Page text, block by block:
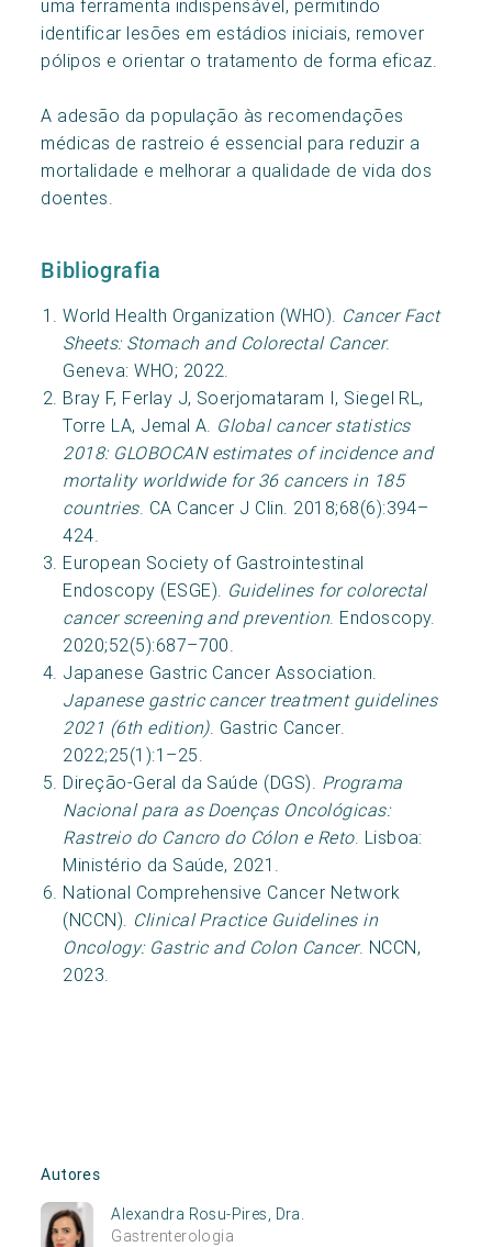
uma ferramenta indispensável, permitindo
identificar lesões em estádios iniciais, remover
pólipos e orientar o tratamento de forma eficaz.
A adesão da população às recomendações
médicas de rastreio é essencial para reduzir a
mortalidade e melhorar a qualidade de vida dos
doentes.
Bibliografia
World Health Organization (WHO). Cancer Fact
Sheets: Stomach and Colorectal Cancer.
Geneva: WHO; 2022.
Bray F, Ferlay J, Soerjomataram I, Siegel RL,
Torre LA, Jemal A. Global cancer statistics
2018: GLOBOCAN estimates of incidence and
mortality worldwide for 36 cancers in 185
countries. CA Cancer J Clin. 2018;68(6):394–
424.
European Society of Gastrointestinal
Endoscopy (ESGE). Guidelines for colorectal
cancer screening and prevention. Endoscopy.
2020;52(5):687–700.
Japanese Gastric Cancer Association.
Japanese gastric cancer treatment guidelines
2021 (6th edition). Gastric Cancer.
2022;25(1):1–25.
Direção-Geral da Saúde (DGS). Programa
Nacional para as Doenças Oncológicas:
Rastreio do Cancro do Cólon e Reto. Lisboa:
Ministério da Saúde, 2021.
National Comprehensive Cancer Network
(NCCN). Clinical Practice Guidelines in
Oncology: Gastric and Colon Cancer. NCCN,
2023.
Autores
Alexandra Rosu-Pires, Dra.
Gastrenterologia